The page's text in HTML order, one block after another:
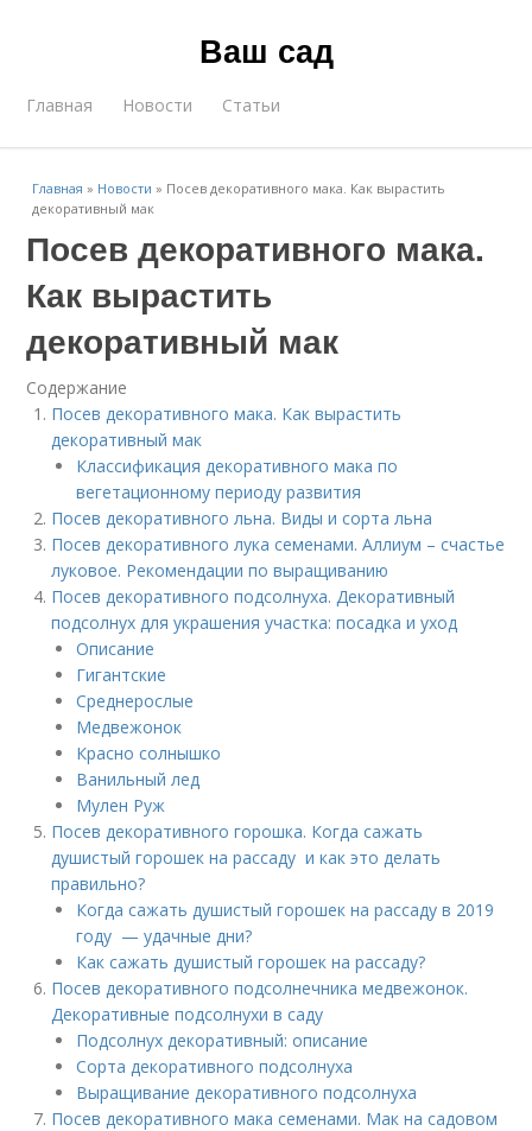
Ваш сад
Главная Новости Статьи
Главная » Новости » Посев декоративного мака. Как вырастить
декоративный мак
Посев декоративного мака.
Как вырастить
декоративный мак
Содержание
Посев декоративного мака. Как вырастить
декоративный мак
Классификация декоративного мака по
вегетационному периоду развития
Посев декоративного льна. Виды и сорта льна
Посев декоративного лука семенами. Аллиум – счастье
луковое. Рекомендации по выращиванию
Посев декоративного подсолнуха. Декоративный
подсолнух для украшения участка: посадка и уход
Описание
Гигантские
Среднерослые
Медвежонок
Красно солнышко
Ванильный лед
Мулен Руж
Посев декоративного горошка. Когда сажать
душистый горошек на рассаду и как это делать
правильно?
Когда сажать душистый горошек на рассаду в 2019
году — удачные дни?
Как сажать душистый горошек на рассаду?
Посев декоративного подсолнечника медвежонок.
Декоративные подсолнухи в саду
Подсолнух декоративный: описание
Сорта декоративного подсолнуха
Выращивание декоративного подсолнуха
Посев декоративного мака семенами. Мак на садовом